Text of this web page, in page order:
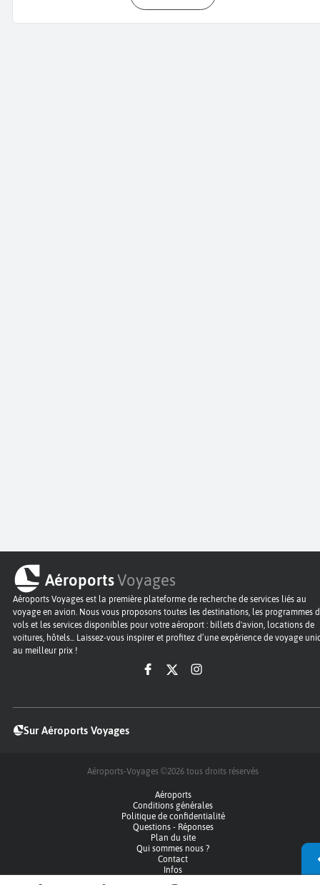
AéroportsVoyages
Aéroports Voyages est la première plateforme de recherche de services liés au
voyage en avion. Nous vous proposons toutes les destinations, les programmes
vols et les services disponibles pour votre aéroport : billets d'avion, locations de
voitures, hôtels... Laissez-vous inspirer et profitez d’une expérience de voyage
au meilleur prix !
Sur Aéroports Voyages
Aéroports-Voyages ©2026 tous droits réservés
Aéroports
Conditions générales
Politique de confidentialité
Questions - Réponses
Plan du site
Qui sommes nous ?
Contact
Infos